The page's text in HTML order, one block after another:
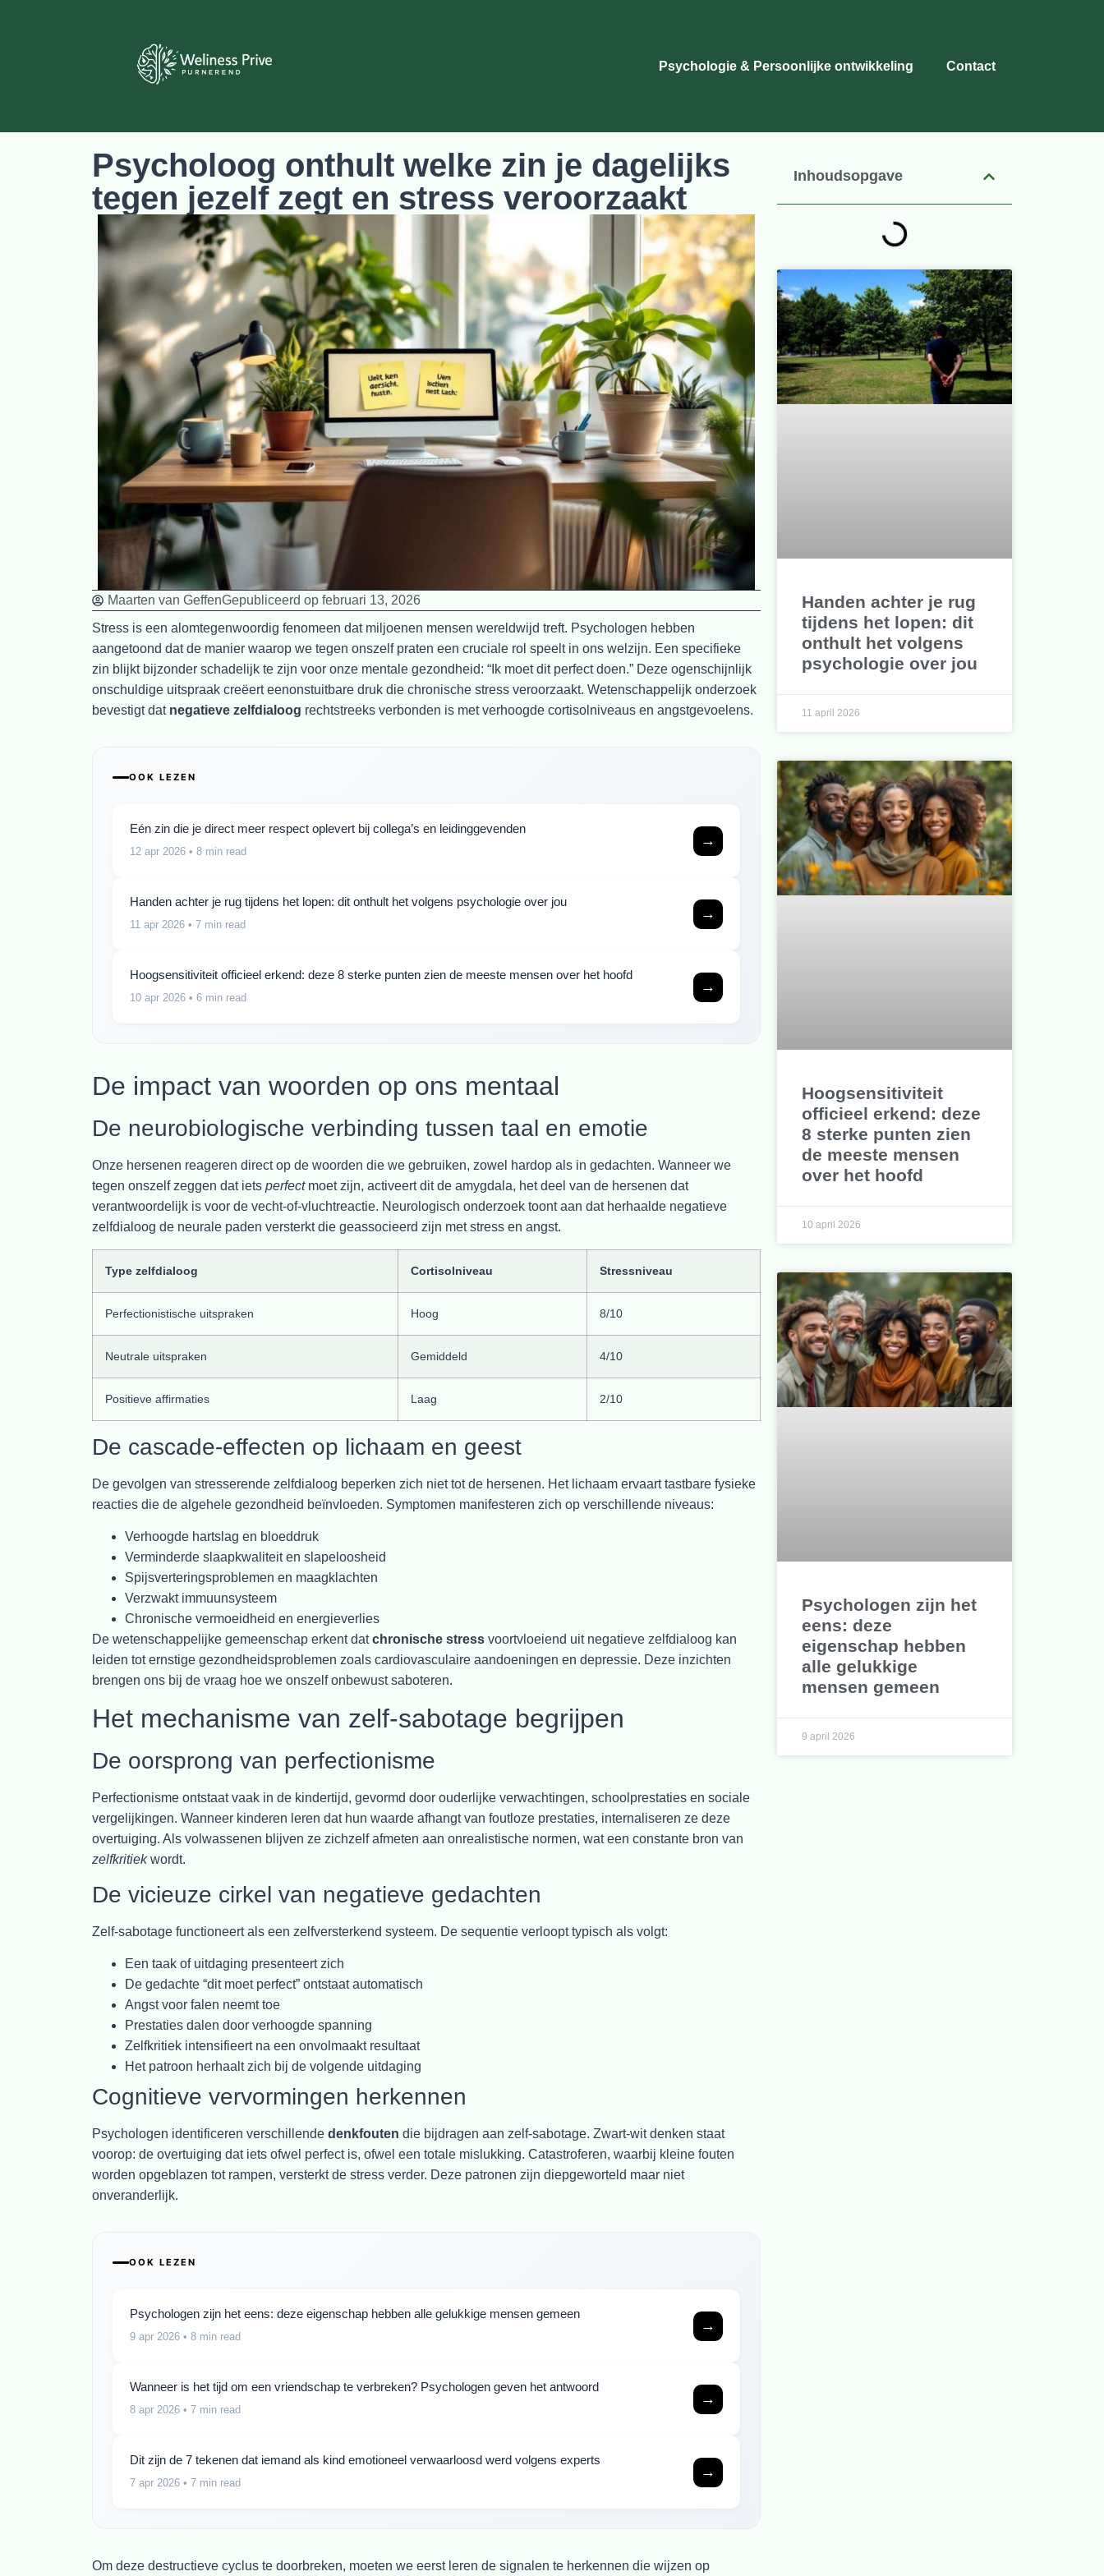
Psychologie & Persoonlijke ontwikkeling Contact
Inhoudsopgave
Handen achter je rug
tijdens het lopen: dit
onthult het volgens
psychologie over jou
11 april 2026
Hoogsensitiviteit
officieel erkend: deze
8 sterke punten zien
de meeste mensen
over het hoofd
10 april 2026
Psychologen zijn het
eens: deze
eigenschap hebben
alle gelukkige
mensen gemeen
9 april 2026
Psycholoog onthult welke zin je dagelijks
tegen jezelf zegt en stress veroorzaakt
Maarten van GeffenGepubliceerd op februari 13, 2026
Stress is een alomtegenwoordig fenomeen dat miljoenen mensen wereldwijd treft. Psychologen hebben
aangetoond dat de manier waarop we tegen onszelf praten een cruciale rol speelt in ons welzijn. Een specifieke
zin blijkt bijzonder schadelijk te zijn voor onze mentale gezondheid: “Ik moet dit perfect doen.” Deze ogenschijnlijk
onschuldige uitspraak creëert eenonstuitbare druk die chronische stress veroorzaakt. Wetenschappelijk onderzoek
bevestigt dat negatieve zelfdialoog rechtstreeks verbonden is met verhoogde cortisolniveaus en angstgevoelens.
OOK LEZEN
Eén zin die je direct meer respect oplevert bij collega’s en leidinggevenden
12 apr 2026 • 8 min read
→
Handen achter je rug tijdens het lopen: dit onthult het volgens psychologie over jou
11 apr 2026 • 7 min read
→
Hoogsensitiviteit officieel erkend: deze 8 sterke punten zien de meeste mensen over het hoofd
10 apr 2026 • 6 min read
→
De impact van woorden op ons mentaal
De neurobiologische verbinding tussen taal en emotie
Onze hersenen reageren direct op de woorden die we gebruiken, zowel hardop als in gedachten. Wanneer we
tegen onszelf zeggen dat iets perfectmoet zijn, activeert dit de amygdala, het deel van de hersenen dat
verantwoordelijk is voor de vecht-of-vluchtreactie. Neurologisch onderzoek toont aan dat herhaalde negatieve
zelfdialoog de neurale paden versterkt die geassocieerd zijn met stress en angst.
Type zelfdialoog Cortisolniveau Stressniveau
Perfectionistische uitspraken Hoog 8/10
Neutrale uitspraken Gemiddeld 4/10
Positieve affirmaties Laag 2/10
De cascade-effecten op lichaam en geest
De gevolgen van stresserende zelfdialoog beperken zich niet tot de hersenen. Het lichaam ervaart tastbare fysieke
reacties die de algehele gezondheid beïnvloeden. Symptomen manifesteren zich op verschillende niveaus:
Verhoogde hartslag en bloeddruk
Verminderde slaapkwaliteit en slapeloosheid
Spijsverteringsproblemen en maagklachten
Verzwakt immuunsysteem
Chronische vermoeidheid en energieverlies
De wetenschappelijke gemeenschap erkent datchronische stress voortvloeiend uit negatieve zelfdialoog kan
leiden tot ernstige gezondheidsproblemen zoals cardiovasculaire aandoeningen en depressie. Deze inzichten
brengen ons bij de vraag hoe we onszelf onbewust saboteren.
Het mechanisme van zelf-sabotage begrijpen
De oorsprong van perfectionisme
Perfectionisme ontstaat vaak in de kindertijd, gevormd door ouderlijke verwachtingen, schoolprestaties en sociale
vergelijkingen. Wanneer kinderen leren dat hun waarde afhangt van foutloze prestaties, internaliseren ze deze
overtuiging. Als volwassenen blijven ze zichzelf afmeten aan onrealistische normen, wat een constante bron van
zelfkritiekwordt.
De vicieuze cirkel van negatieve gedachten
Zelf-sabotage functioneert als een zelfversterkend systeem. De sequentie verloopt typisch als volgt:
Een taak of uitdaging presenteert zich
De gedachte “dit moet perfect” ontstaat automatisch
Angst voor falen neemt toe
Prestaties dalen door verhoogde spanning
Zelfkritiek intensifieert na een onvolmaakt resultaat
Het patroon herhaalt zich bij de volgende uitdaging
Cognitieve vervormingen herkennen
Psychologen identificeren verschillende denkfouten die bijdragen aan zelf-sabotage. Zwart-wit denken staat
voorop: de overtuiging dat iets ofwel perfect is, ofwel een totale mislukking. Catastroferen, waarbij kleine fouten
worden opgeblazen tot rampen, versterkt de stress verder. Deze patronen zijn diepgeworteld maar niet
onveranderlijk.
OOK LEZEN
Psychologen zijn het eens: deze eigenschap hebben alle gelukkige mensen gemeen
9 apr 2026 • 8 min read
→
Wanneer is het tijd om een vriendschap te verbreken? Psychologen geven het antwoord
8 apr 2026 • 7 min read
→
Dit zijn de 7 tekenen dat iemand als kind emotioneel verwaarloosd werd volgens experts
7 apr 2026 • 7 min read
→
Om deze destructieve cyclus te doorbreken, moeten we eerst leren de signalen te herkennen die wijzen op